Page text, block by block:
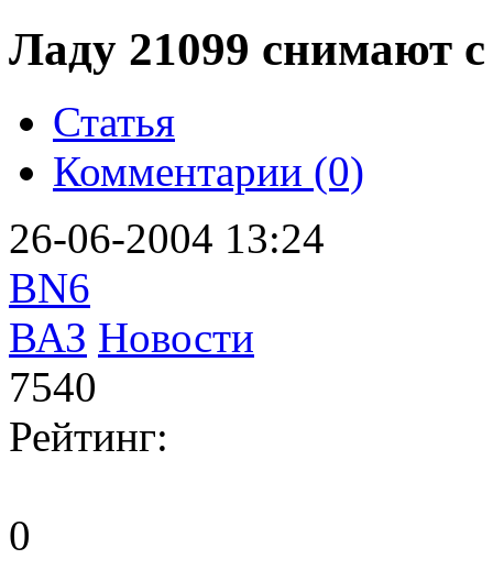
Ладу 21099 снимают с
Статья
Комментарии (0)
26-06-2004 13:24
BN6
ВАЗ Новости
7540
Рейтинг:
0